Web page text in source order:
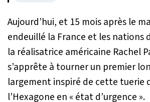
Aujourd’hui, et 15 mois après le
endeuillé la France et les nations
la réalisatrice américaine Rachel
s’apprête à tourner un premier
largement inspiré de cette tuerie
l’Hexagone en « état d’urgence ».